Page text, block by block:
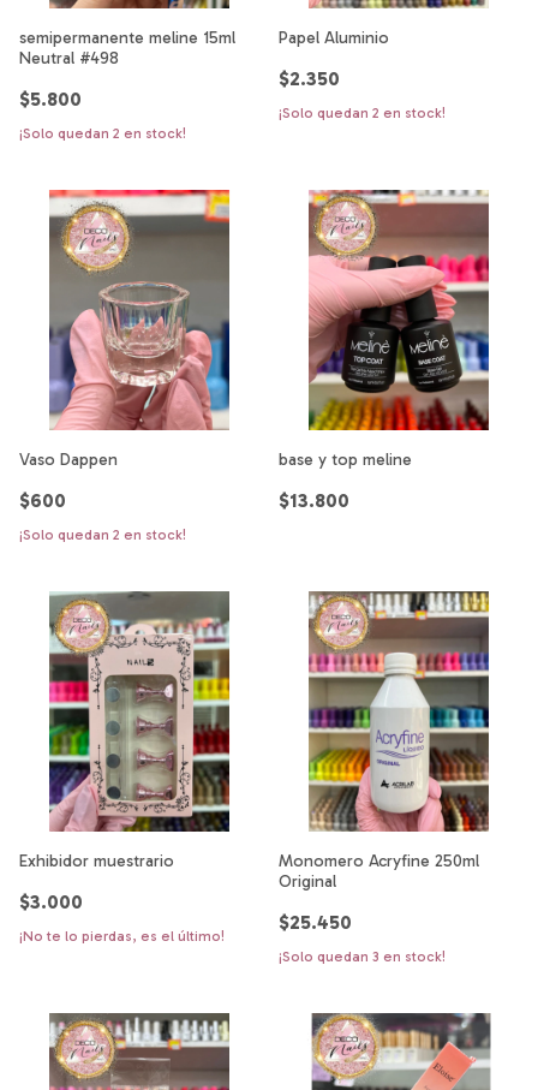
semipermanente meline 15ml
Neutral #498
$5.800
¡Solo quedan 2 en stock!
Papel Aluminio
$2.350
¡Solo quedan 2 en stock!
Vaso Dappen
$600
¡Solo quedan 2 en stock!
base y top meline
$13.800
Exhibidor muestrario
$3.000
¡No te lo pierdas, es el último!
Monomero Acryfine 250ml
Original
$25.450
¡Solo quedan 3 en stock!